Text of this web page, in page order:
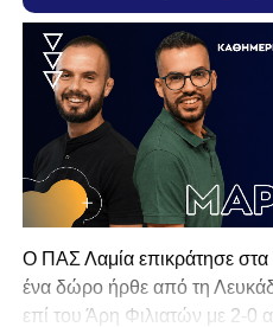
Ο ΠΑΣ Λαμία επικράτησε
ένα δώρο ήρθε από τη
επί του Άρη Φιλιατών με 2-